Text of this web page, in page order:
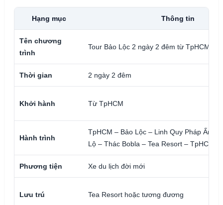
Hạng mục Thông tin
Tên chương
trình
Tour Bảo Lộc 2 ngày 2 đêm từ TpHCM
Thời gian 2 ngày 2 đêm
Khởi hành Từ TpHCM
Hành trình
TpHCM – Bảo Lộc – Linh Quy Pháp Ấn –
Lộ – Thác Bobla – Tea Resort – TpHCM
Phương tiện Xe du lịch đời mới
Lưu trú Tea Resort hoặc tương đương